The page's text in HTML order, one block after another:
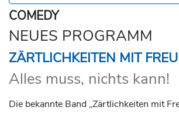
COMEDY
NEUES PROGRAMM
ZÄRTLICHKEITEN MIT
Alles muss, nichts kann!
Die bekannte Band „Zärtlichkeiten mit